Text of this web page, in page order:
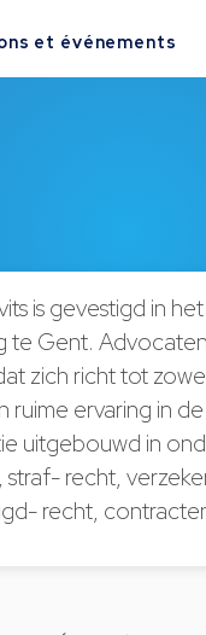
et événements
is gevestigd in
te Gent.
zich richt tot
ervaring in
uitgebouwd in
recht,
recht,